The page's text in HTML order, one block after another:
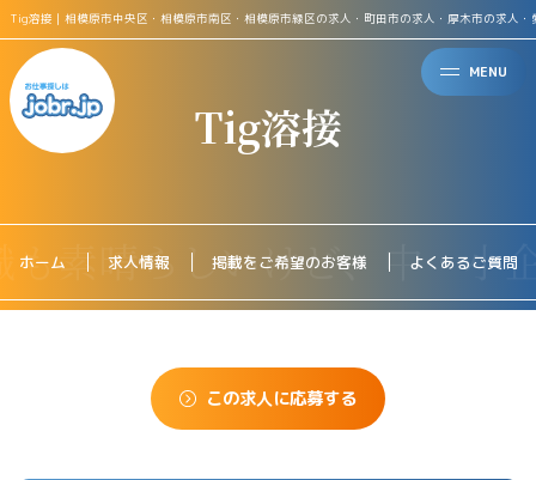
MENU
Tig溶接｜相模原市中央区・相模原市南区・相模原市緑区の求人・町田市の求人・厚木市の求人
Tig溶接
ホーム 求人情報 掲載をご希望のお客様 よくあるご質問
この求人に応募する